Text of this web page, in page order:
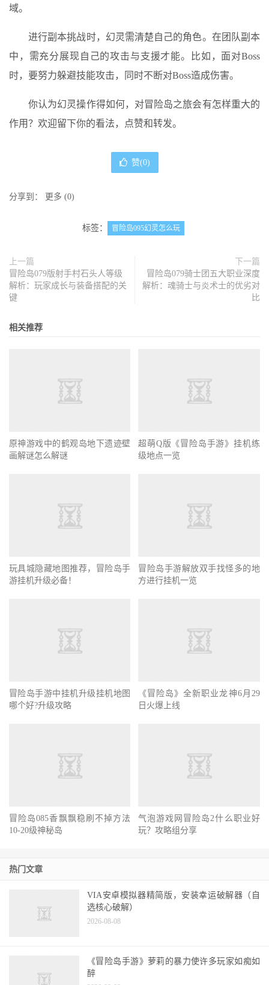
域。
进行副本挑战时，幻灵需清楚自己的角色。在团队副本
中，需充分展现自己的攻击与支援才能。比如，面对Boss
时，要努力躲避技能攻击，同时不断对Boss造成伤害。
你认为幻灵操作得如何，对冒险岛之旅会有怎样重大的
作用？欢迎留下你的看法，点赞和转发。
赞(0)
分享到： 更多 (0)
标签： 冒险岛095幻灵怎么玩
上一篇
冒险岛079版射手村石头人等级
解析：玩家成长与装备搭配的关
键
下一篇
冒险岛079骑士团五大职业深度
解析：魂骑士与炎术士的优劣对
比
相关推荐
原神游戏中的鹤观岛地下遗迹壁
画解谜怎么解谜
超萌Q版《冒险岛手游》挂机练
级地点一览
玩具城隐藏地图推荐，冒险岛手
游挂机升级必备！
冒险岛手游解放双手找怪多的地
方进行挂机一览
冒险岛手游中挂机升级挂机地图
哪个好?升级攻略
《冒险岛》全新职业龙神6月29
日火爆上线
冒险岛085香飘飘稳刷不掉方法
10-20级神秘岛
气泡游戏网冒险岛2什么职业好
玩？攻略组分享
热门文章
VIA安卓模拟器精简版，安装幸运破解器（自
选核心破解）
2026-08-08
《冒险岛手游》萝莉的暴力使许多玩家如痴如
醉